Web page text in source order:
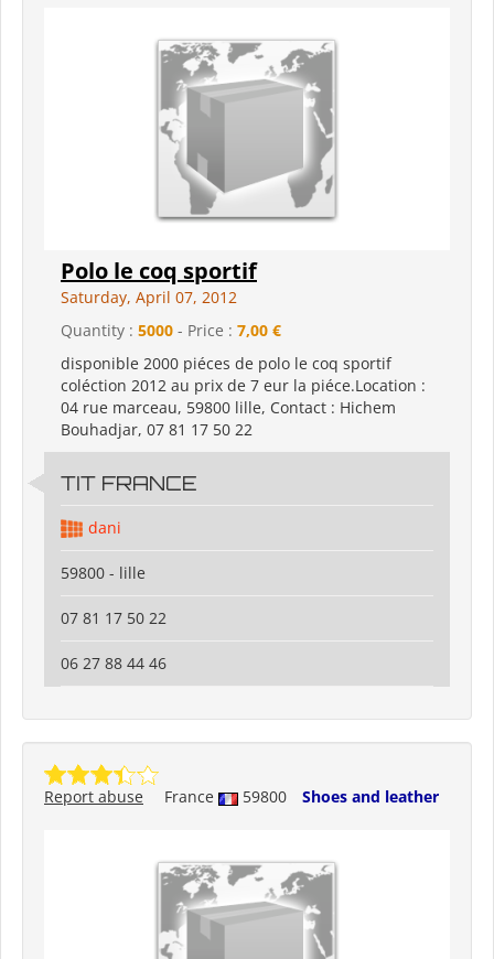
Polo le coq sportif
Saturday, April 07, 2012
Quantity : 5000 - Price : 7,00 €
disponible 2000 piéces de polo le coq sportif
coléction 2012 au prix de 7 eur la piéce.Location :
04 rue marceau, 59800 lille, Contact : Hichem
Bouhadjar, 07 81 17 50 22
TIT FRANCE
dani
59800 - lille
07 81 17 50 22
06 27 88 44 46
France 59800 Shoes and leather
Report abuse